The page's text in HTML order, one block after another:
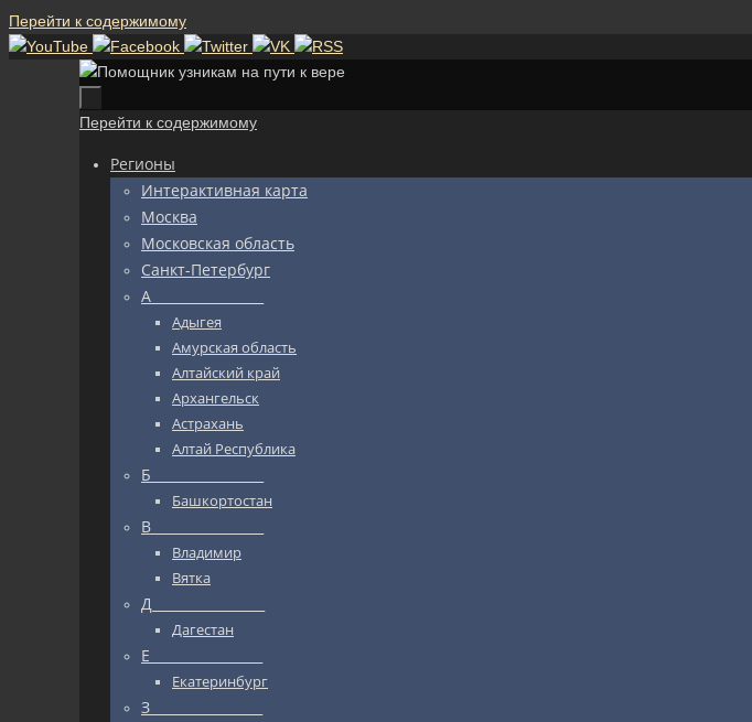
Перейти к содержимому
Перейти к содержимому
Регионы
Интерактивная карта
Москва
Московская область
Санкт-Петербург
А_________________
Адыгея
Амурская область
Алтайский край
Архангельск
Астрахань
Алтай Республика
Б_________________
Башкортостан
В_________________
Владимир
Вятка
Д_________________
Дагестан
Е_________________
Екатеринбург
З_________________